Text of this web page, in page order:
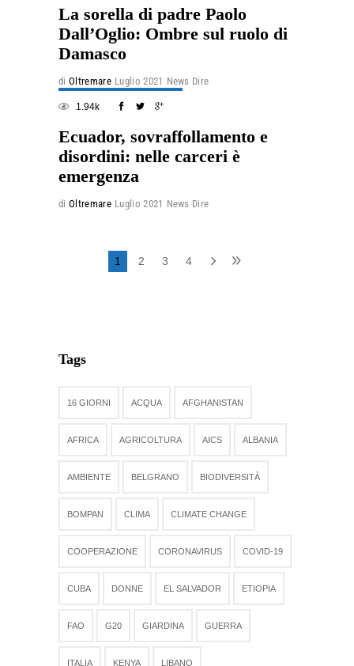
La sorella di padre Paolo
Dall’Oglio: Ombre sul ruolo di
Damasco
di Oltremare Luglio 2021 News Dire
1.94k
Ecuador, sovraffollamento e
disordini: nelle carceri è
emergenza
di Oltremare Luglio 2021 News Dire
1 2 3 4
Tags
16 GIORNI ACQUA AFGHANISTAN
AFRICA AGRICOLTURA AICS ALBANIA
AMBIENTE BELGRANO BIODIVERSITÀ
BOMPAN CLIMA CLIMATE CHANGE
COOPERAZIONE CORONAVIRUS COVID-19
CUBA DONNE EL SALVADOR ETIOPIA
FAO G20 GIARDINA GUERRA
ITALIA KENYA LIBANO